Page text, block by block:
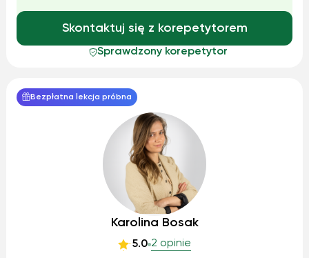
Skontaktuj się z korepetytorem
Sprawdzony korepetytor
Bezpłatna lekcja próbna
Karolina Bosak
5.0 2 opinie